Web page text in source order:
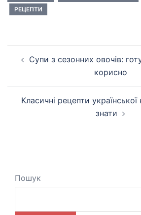
РЕЦЕПТИ
Навігація
запису
Супи з сезонних овочів:
корисно
Класичні рецепти української
знати
Пошук